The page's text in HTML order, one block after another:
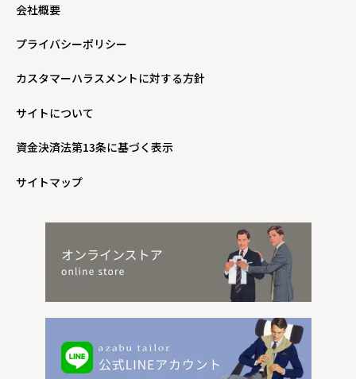
会社概要
プライバシーポリシー
カスタマーハラスメントに対する方針
サイトについて
資金決済法第13条に基づく表示
サイトマップ